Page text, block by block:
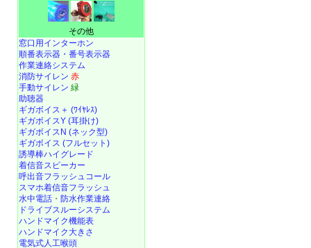
その他
窓口用インターホン
順番表示器・番号表示器
作業連絡システム
消防サイレン 赤
手動サイレン 緑
助聴器
ギガボイス＋ (ﾜｲﾔﾚｽ)
ギガボイスY (耳掛け)
ギガボイスN (ネック型)
ギガボイス (フルセット)
誘導棒ハイグレード
着信音スピーカー
呼出音フラッシュコール
スマホ着信音フラッシュ
水中電話 ・ 防水作業連絡
ドライブスルーシステム
ハンドマイク機能表
ハンドマイク大きさ
電気式人工喉頭